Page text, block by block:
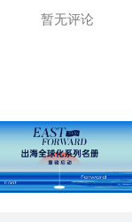
暂无评论